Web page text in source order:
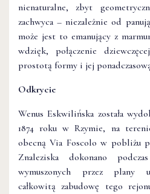
nienaturalne, zbyt
zachwyca – niezależnie od
może jest to emanujący z
wdzięk, połączenie
prostotą formy i jej
Odkrycie
Wenus Eskwilińska została
1874 roku w Rzymie, na
obecną Via Foscolo w pobliżu
Znaleziska dokonano
wymuszonych przez plany
całkowitą zabudowę tego